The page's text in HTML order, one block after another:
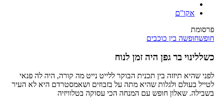
אקו"ם
פרסומת
חופשחופשה בין כוכבים
כשללינוי בר גפן היה זמן לנוח
לפני שהיא תיזזה בין תכנית הבוקר ללייט נייט מה קורה, היה לה פנאי
לטייל בעולם ולגלות שהיא מתה על בזבוזים ושאמסטרדם היא לא העיר
בשבילה. שאלון חופש עם המנחה הכי עסוקה בטלוויזיה